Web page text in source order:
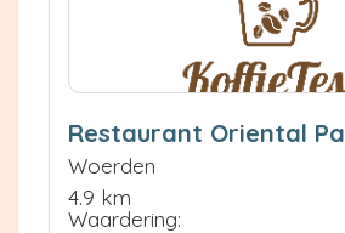
Restaurant Oriental
Woerden
4.9 km
Waardering: